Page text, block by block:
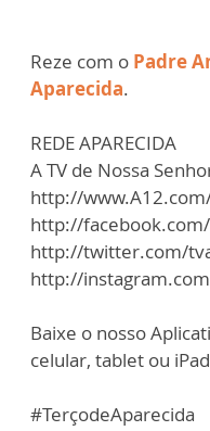
Reze com o Padre
Aparecida.
REDE APARECIDA
A TV de Nossa
http://
http://
http://twitter.com/
http://
Baixe o nosso
celular, tablet ou
#TerçodeAparecida